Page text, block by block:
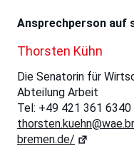
Ansprechperson auf
Thorsten Kühn
Die Senatorin für
Abteilung Arbeit
Tel: +49 421 361 6340
bremen.de/